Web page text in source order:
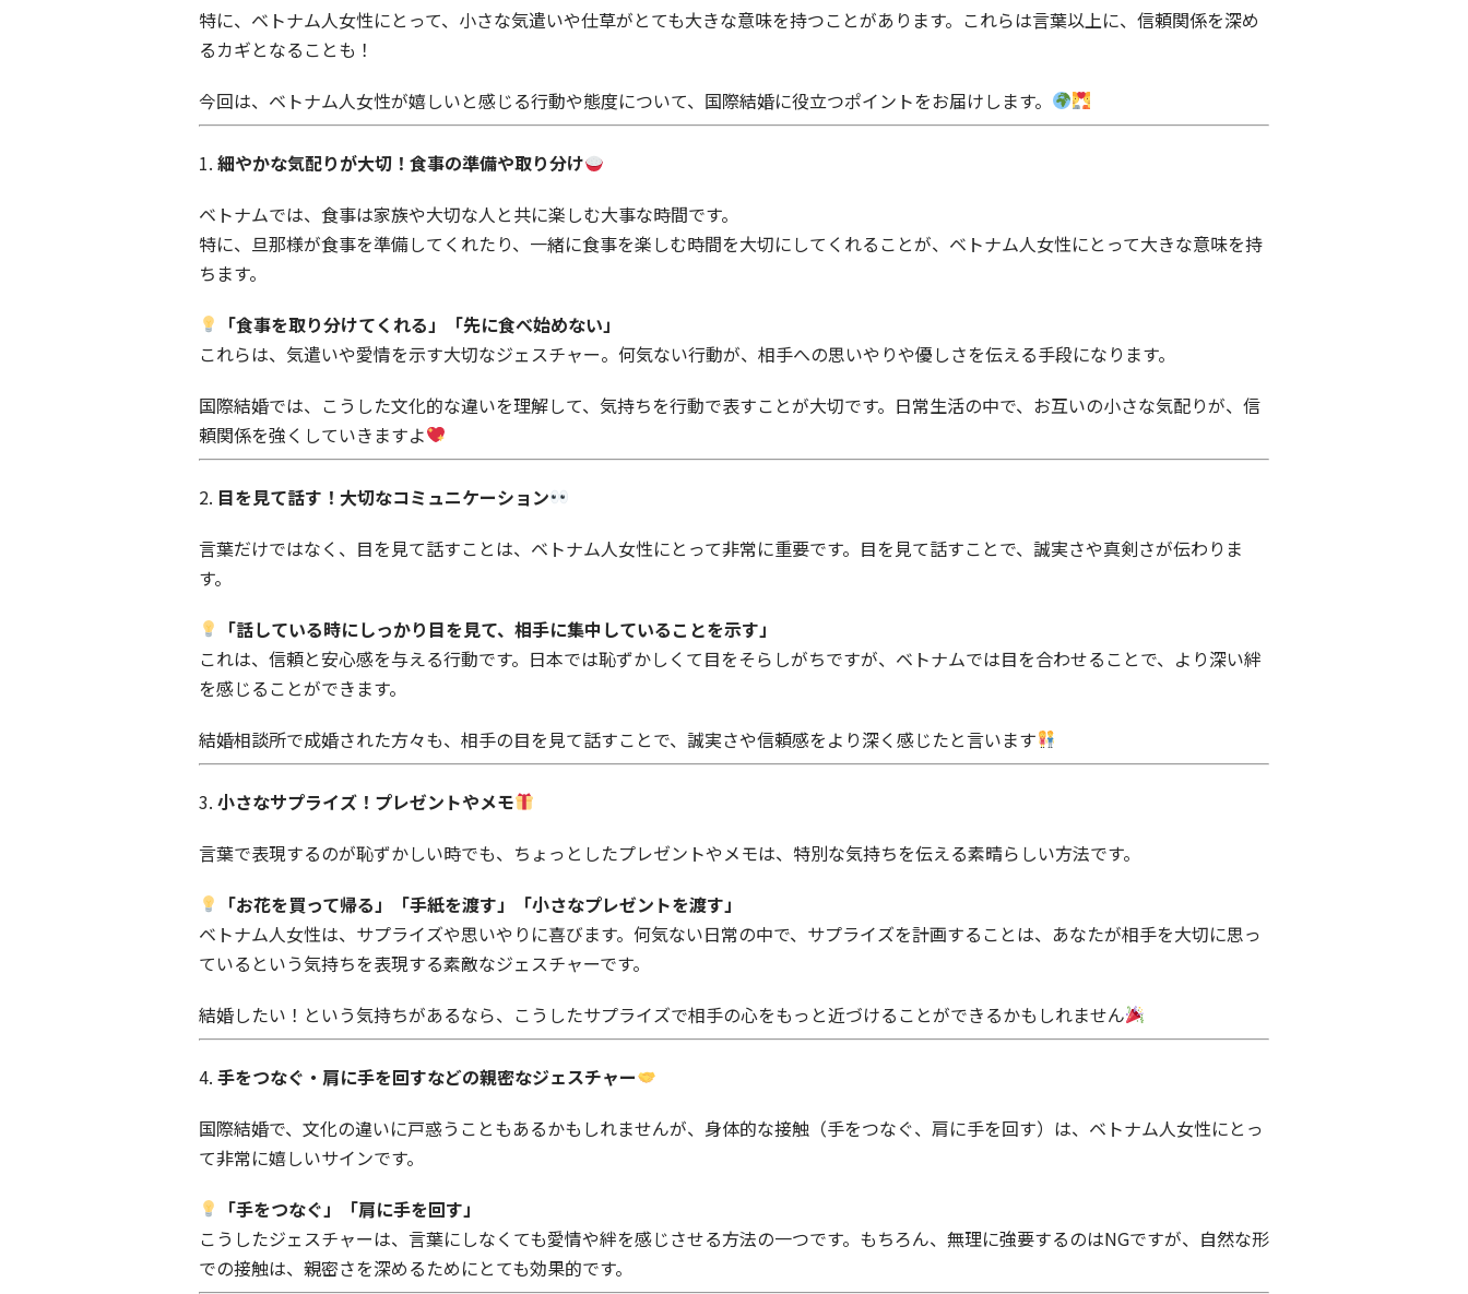
特に、ベトナム人女性にとって、小さな気遣いや仕草がとても大きな意味を持つことがあります。これらは言葉以上に、信頼関係を深め
るカギとなることも！
今回は、ベトナム人女性が嬉しいと感じる行動や態度について、国際結婚に役立つポイントをお届けします。
1. 細やかな気配りが大切！食事の準備や取り分け
ベトナムでは、食事は家族や大切な人と共に楽しむ大事な時間です。
特に、旦那様が食事を準備してくれたり、一緒に食事を楽しむ時間を大切にしてくれることが、ベトナム人女性にとって大きな意味を持
ちます。
「食事を取り分けてくれる」「先に食べ始めない」
これらは、気遣いや愛情を示す大切なジェスチャー。何気ない行動が、相手への思いやりや優しさを伝える手段になります。
国際結婚では、こうした文化的な違いを理解して、気持ちを行動で表すことが大切です。日常生活の中で、お互いの小さな気配りが、信
頼関係を強くしていきますよ
2. 目を見て話す！大切なコミュニケーション
言葉だけではなく、目を見て話すことは、ベトナム人女性にとって非常に重要です。目を見て話すことで、誠実さや真剣さが伝わりま
す。
「話している時にしっかり目を見て、相手に集中していることを示す」
これは、信頼と安心感を与える行動です。日本では恥ずかしくて目をそらしがちですが、ベトナムでは目を合わせることで、より深い絆
を感じることができます。
結婚相談所で成婚された方々も、相手の目を見て話すことで、誠実さや信頼感をより深く感じたと言います
3. 小さなサプライズ！プレゼントやメモ
言葉で表現するのが恥ずかしい時でも、ちょっとしたプレゼントやメモは、特別な気持ちを伝える素晴らしい方法です。
「お花を買って帰る」「手紙を渡す」「小さなプレゼントを渡す」
ベトナム人女性は、サプライズや思いやりに喜びます。何気ない日常の中で、サプライズを計画することは、あなたが相手を大切に思っ
ているという気持ちを表現する素敵なジェスチャーです。
結婚したい！という気持ちがあるなら、こうしたサプライズで相手の心をもっと近づけることができるかもしれません
4. 手をつなぐ・肩に手を回すなどの親密なジェスチャー
国際結婚で、文化の違いに戸惑うこともあるかもしれませんが、身体的な接触（手をつなぐ、肩に手を回す）は、ベトナム人女性にとっ
て非常に嬉しいサインです。
「手をつなぐ」「肩に手を回す」
こうしたジェスチャーは、言葉にしなくても愛情や絆を感じさせる方法の一つです。もちろん、無理に強要するのはNGですが、自然な形
での接触は、親密さを深めるためにとても効果的です。